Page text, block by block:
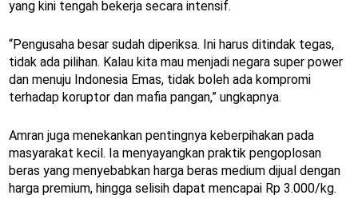
yang kini tengah bekerja secara intensif.
“Pengusaha besar sudah diperiksa. Ini harus ditindak tegas,
tidak ada pilihan. Kalau kita mau menjadi negara super power
dan menuju Indonesia Emas, tidak boleh ada kompromi
terhadap koruptor dan mafia pangan,” ungkapnya.
Amran juga menekankan pentingnya keberpihakan pada
masyarakat kecil. Ia menyayangkan praktik pengoplosan
beras yang menyebabkan harga beras medium dijual dengan
harga premium, hingga selisih dapat mencapai Rp 3.000/kg.